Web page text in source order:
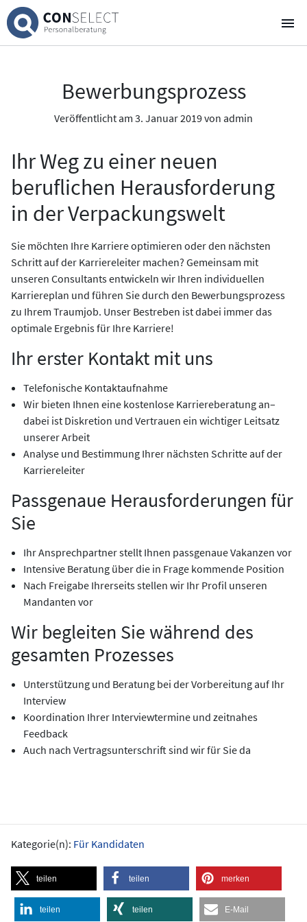
Für Kandidaten
Stellenausschreibungen 4
WhatsApp Chat
Newsletter
Bewerbungsprozess
Veröffentlicht am 3. Januar 2019 von admin
Ihr Weg zu einer neuen
beruflichen Herausforderung
in der Verpackungswelt
Sie möchten Ihre Karriere optimieren oder den nächsten
Schritt auf der Karriereleiter machen? Gemeinsam mit
unseren Consultants entwickeln wir Ihren individuellen
Karriereplan und führen Sie durch den Bewerbungsprozess
zu Ihrem Traumjob. Unser Bestreben ist dabei immer das
optimale Ergebnis für Ihre Karriere!
Ihr erster Kontakt mit uns
Telefonische Kontaktaufnahme
Wir bieten Ihnen eine kostenlose Karriereberatung an–
dabei ist Diskretion und Vertrauen ein wichtiger Leitsatz
unserer Arbeit
Analyse und Bestimmung Ihrer nächsten Schritte auf der
Karriereleiter
Passgenaue Herausforderungen für
Sie
Ihr Ansprechpartner stellt Ihnen passgenaue Vakanzen vor
Intensive Beratung über die in Frage kommende Position
Nach Freigabe Ihrerseits stellen wir Ihr Profil unseren
Mandanten vor
Wir begleiten Sie während des
gesamten Prozesses
Unterstützung und Beratung bei der Vorbereitung auf Ihr
Interview
Koordination Ihrer Interviewtermine und zeitnahes
Feedback
Auch nach Vertragsunterschrift sind wir für Sie da
Kategorie(n): Für Kandidaten
teilen teilen merken
teilen teilen E-Mail